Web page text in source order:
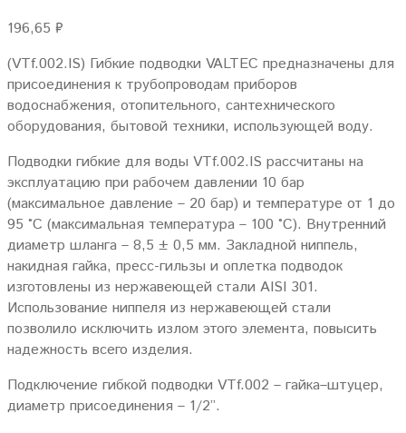
196,65 ₽
(VTf.002.IS) Гибкие подводки VALTEC предназначены для
присоединения к трубопроводам приборов
водоснабжения, отопительного, сантехнического
оборудования, бытовой техники, использующей воду.
Подводки гибкие для воды VTf.002.IS рассчитаны на
эксплуатацию при рабочем давлении 10 бар
(максимальное давление – 20 бар) и температуре от 1 до
95 °C (максимальная температура – 100 °C). Внутренний
диаметр шланга – 8,5 ± 0,5 мм. Закладной ниппель,
накидная гайка, пресс-гильзы и оплетка подводок
изготовлены из нержавеющей стали AISI 301.
Использование ниппеля из нержавеющей стали
позволило исключить излом этого элемента, повысить
надежность всего изделия.
Подключение гибкой подводки VTf.002 – гайка–штуцер,
диаметр присоединения – 1/2”.